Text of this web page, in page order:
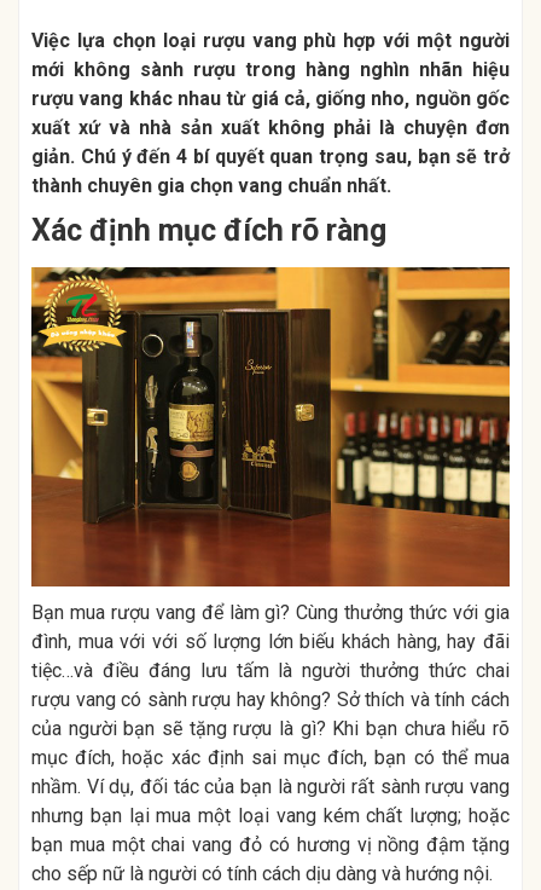
Việc lựa chọn loại rượu vang phù hợp với một người
mới không sành rượu trong hàng nghìn nhãn hiệu
rượu vang khác nhau từ giá cả, giống nho, nguồn gốc
xuất xứ và nhà sản xuất không phải là chuyện đơn
giản. Chú ý đến 4 bí quyết quan trọng sau, bạn sẽ trở
thành chuyên gia chọn vang chuẩn nhất.
Xác định mục đích rõ ràng
Bạn mua rượu vang để làm gì? Cùng thưởng thức với gia
đình, mua với với số lượng lớn biếu khách hàng, hay đãi
tiệc…và điều đáng lưu tấm là người thưởng thức chai
rượu vang có sành rượu hay không? Sở thích và tính cách
của người bạn sẽ tặng rượu là gì? Khi bạn chưa hiểu rõ
mục đích, hoặc xác định sai mục đích, bạn có thể mua
nhầm. Ví dụ, đối tác của bạn là người rất sành rượu vang
nhưng bạn lại mua một loại vang kém chất lượng; hoặc
bạn mua một chai vang đỏ có hương vị nồng đậm tặng
cho sếp nữ là người có tính cách dịu dàng và hướng nội.